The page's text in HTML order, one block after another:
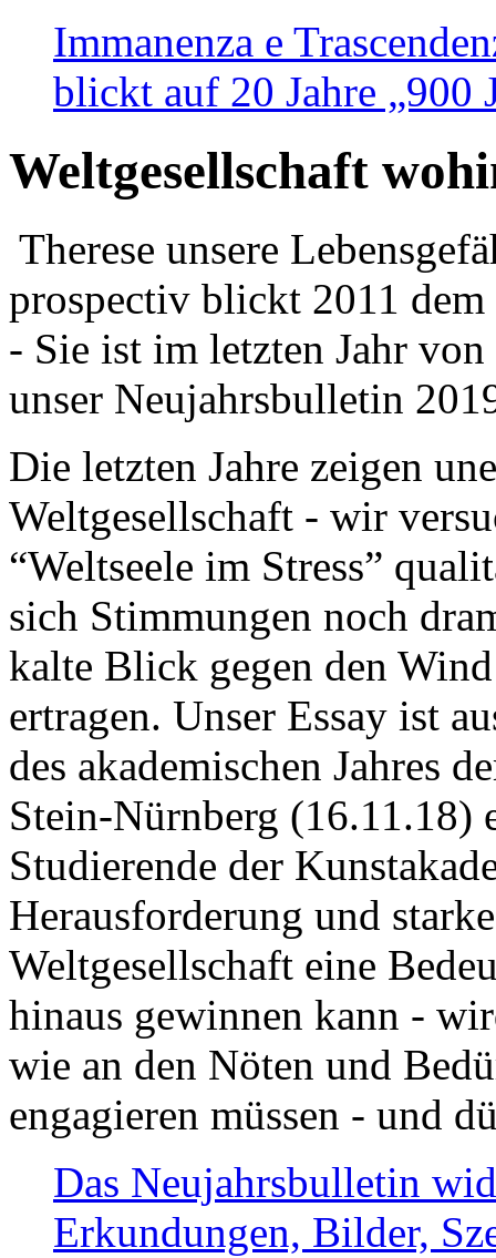
Immanenza e
blickt auf 20 Jahre „900
Weltgesellschaft
Therese unsere
prospectiv blickt 2011
- Sie ist im letzten Jahr
unser Neujahrsbulletin
Die letzten Jahre zeigen
Weltgesellschaft - wir
“Weltseele im Stress”
sich Stimmungen noch
kalte Blick gegen den
ertragen. Unser Essay ist
des akademischen Jahres
Stein-Nürnberg (16.11.18)
Studierende der
Herausforderung und
Weltgesellschaft eine
hinaus gewinnen kann -
wie an den Nöten und
engagieren müssen - und
Das Neujahrsbulletin
Erkundungen, Bilder,